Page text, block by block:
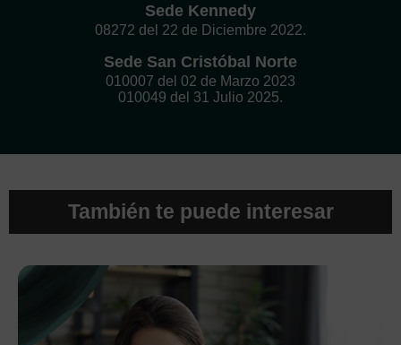
Sede Kennedy
08272 del 22 de Diciembre 2022.
Sede San Cristóbal Norte
010007 del 02 de Marzo 2023
010049 del 31 Julio 2025.
También te puede interesar